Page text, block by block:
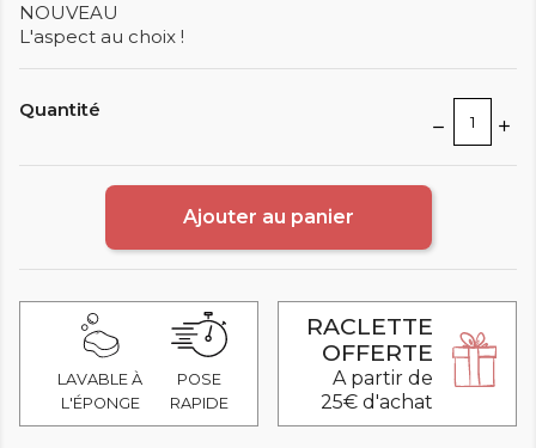
NOUVEAU
L'aspect au choix !
Quantité
Ajouter au panier
LAVABLE À
L'ÉPONGE
POSE
RAPIDE
RACLETTE
OFFERTE
A partir de
25€ d'achat